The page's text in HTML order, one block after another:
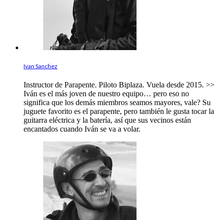
Ivan Sanchez
Instructor de Parapente. Piloto Biplaza. Vuela desde 2015. >>
Iván es el más joven de nuestro equipo… pero eso no
significa que los demás miembros seamos mayores, vale? Su
juguete favorito es el parapente, pero también le gusta tocar la
guitarra eléctrica y la batería, así que sus vecinos están
encantados cuando Iván se va a volar.